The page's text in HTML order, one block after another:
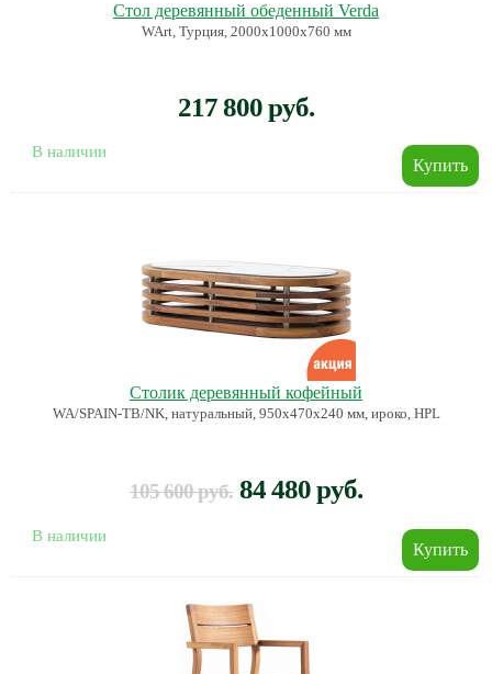
Стол деревянный обеденный Verda
WArt, Турция, 2000х1000х760 мм
217 800 руб.
В наличии
Столик деревянный кофейный
WA/SPAIN-TB/NK, натуральный, 950x470x240 мм, ироко, HPL
105 600 руб. 84 480 руб.
В наличии